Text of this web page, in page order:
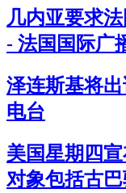
几内亚要求
- 法国国际广
泽连斯基将
电台
美国星期四
对象包括古